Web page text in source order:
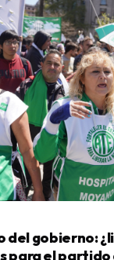
del gobierno:
para el partido